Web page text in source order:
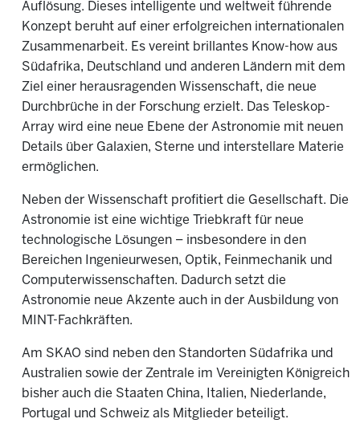
Auflösung. Dieses intelligente und weltweit führende
Konzept beruht auf einer erfolgreichen internationalen
Zusammenarbeit. Es vereint brillantes Know-how aus
Südafrika, Deutschland und anderen Ländern mit dem
Ziel einer herausragenden Wissenschaft, die neue
Durchbrüche in der Forschung erzielt. Das Teleskop-
Array wird eine neue Ebene der Astronomie mit neuen
Details über Galaxien, Sterne und interstellare Materie
ermöglichen.
Neben der Wissenschaft profitiert die Gesellschaft. Die
Astronomie ist eine wichtige Triebkraft für neue
technologische Lösungen – insbesondere in den
Bereichen Ingenieurwesen, Optik, Feinmechanik und
Computerwissenschaften. Dadurch setzt die
Astronomie neue Akzente auch in der Ausbildung von
MINT-Fachkräften.
Am SKAO sind neben den Standorten Südafrika und
Australien sowie der Zentrale im Vereinigten Königreich
bisher auch die Staaten China, Italien, Niederlande,
Portugal und Schweiz als Mitglieder beteiligt.